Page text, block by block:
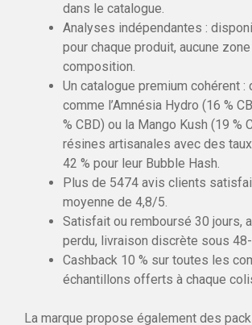
dans le catalogue.
Analyses indépendantes :
pour chaque produit, aucune
composition.
Un catalogue premium cohérent :
comme l’Amnésia Hydro (16 %
% CBD) ou la Mango Kush (19 %
résines artisanales avec des taux
42 % pour leur Bubble Hash.
Plus de 5474 avis clients
moyenne de 4,8/5.
Satisfait ou remboursé 30 jours,
perdu, livraison discrète sous
Cashback 10 % sur toutes les
échantillons offerts à chaque
La marque propose également des